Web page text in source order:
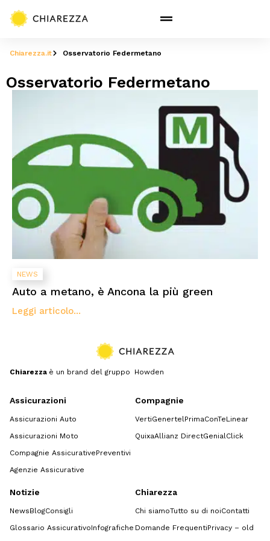
Chiarezza.it Osservatorio Federmetano
Osservatorio Federmetano
NEWS
Auto a metano, è Ancona la più green
Leggi articolo...
Chiarezza è un brand del gruppo Howden
Assicurazioni
Assicurazioni Auto
Assicurazioni Moto
Compagnie AssicurativePreventivi
Agenzie Assicurative
Compagnie
VertiGenertel PrimaConTeLinear
QuixaAllianz DirectGenialClick
Notizie
NewsBlogConsigli
Glossario AssicurativoInfografiche
Chiarezza
Chi siamoTutto su di noiContatti
Domande FrequentiPrivacy – old